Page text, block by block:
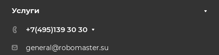
Услуги
+7(495)139 30 30
general@robomaster.su